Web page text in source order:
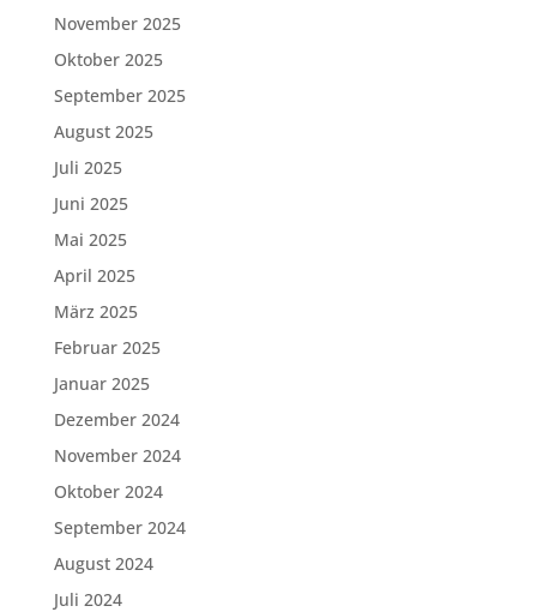
November 2025
Oktober 2025
September 2025
August 2025
Juli 2025
Juni 2025
Mai 2025
April 2025
März 2025
Februar 2025
Januar 2025
Dezember 2024
November 2024
Oktober 2024
September 2024
August 2024
Juli 2024